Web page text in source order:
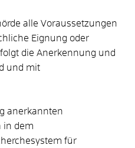
alle Voraussetzungen
Eignung oder
die Anerkennung und
und mit
anerkannten
in dem
für